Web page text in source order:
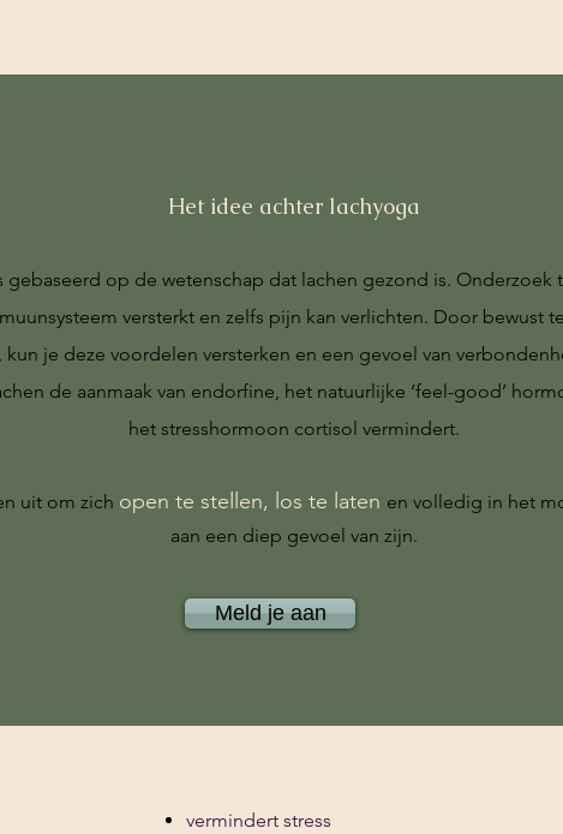
Het idee achter lachyoga
gebaseerd op de wetenschap dat lachen gezond is. Onderzoek
versterkt en zelfs pijn kan verlichten. Door bewust
je deze voordelen versterken en een gevoel van
de aanmaak van endorfine, het natuurlijke ‘feel-good’
het stresshormoon cortisol vermindert.
uit om zich open te stellen, los te laten en volledig in het
aan een diep gevoel van zijn.
Meld je aan
vermindert